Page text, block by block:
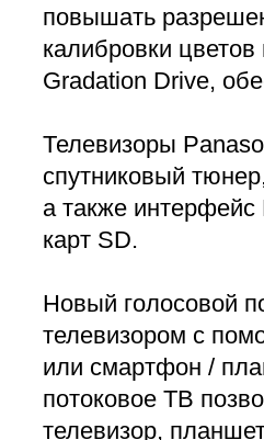
повышать
калибровки
Gradation Drive,
Телевизоры
спутниковый
а также
карт SD.
Новый голосовой
телевизором с
или смартфон /
потоковое ТВ
телевизор,